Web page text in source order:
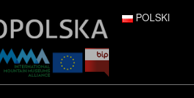
POLSKI
ENGLISH